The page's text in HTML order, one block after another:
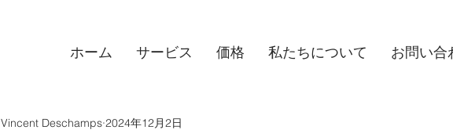
ホーム サービス 価格​ 私たちについて お問い合
Vincent Deschamps 2024年12月2日